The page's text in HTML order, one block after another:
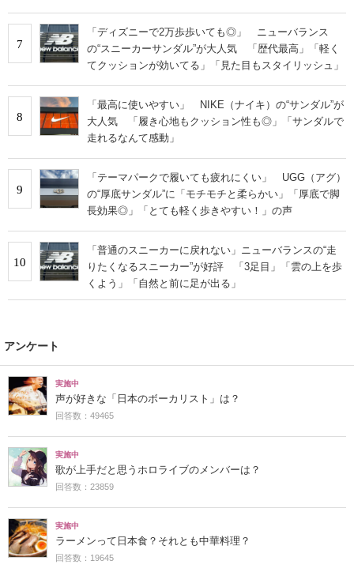
7
「ディズニーで2万歩歩いても◎」 ニューバランス
の“スニーカーサンダル”が大人気 「歴代最高」「軽く
てクッションが効いてる」「見た目もスタイリッシュ」
8
「最高に使いやすい」 NIKE（ナイキ）の“サンダル”が
大人気 「履き心地もクッション性も◎」「サンダルで
走れるなんて感動」
9
「テーマパークで履いても疲れにくい」 UGG（アグ）
の“厚底サンダル”に「モチモチと柔らかい」「厚底で脚
長効果◎」「とても軽く歩きやすい！」の声
10
「普通のスニーカーに戻れない」ニューバランスの“走
りたくなるスニーカー”が好評 「3足目」「雲の上を歩
くよう」「自然と前に足が出る」
アンケート
実施中
声が好きな「日本のボーカリスト」は？
回答数：49465
実施中
歌が上手だと思うホロライブのメンバーは？
回答数：23859
実施中
ラーメンって日本食？それとも中華料理？
回答数：19645